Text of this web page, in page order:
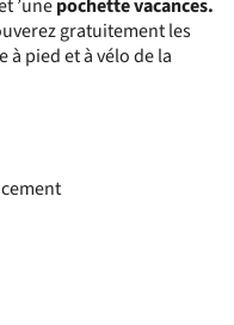
’unepochette vacances.
gratuitement les
pied et à vélo de la